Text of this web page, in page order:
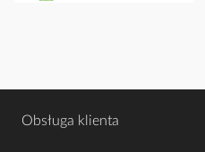
Obsługa klienta